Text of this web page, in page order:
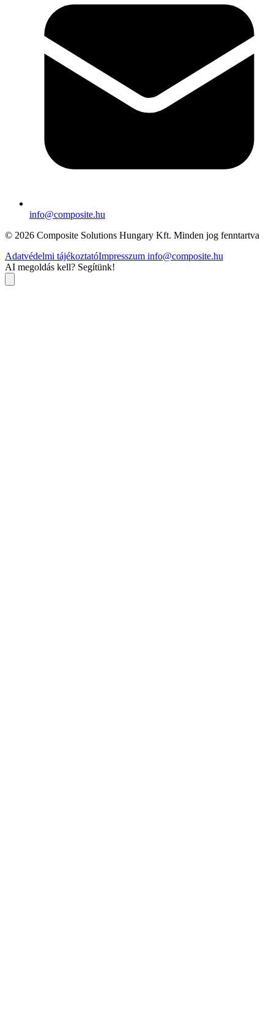
info@composite.hu
© 2026 Composite Solutions Hungary Kft. Minden jog fenntartva
Adatvédelmi tájékoztatóImpresszum info@composite.hu
AI megoldás kell? Segítünk!